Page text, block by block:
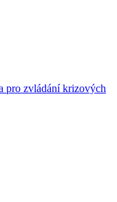
pro zvládání krizových